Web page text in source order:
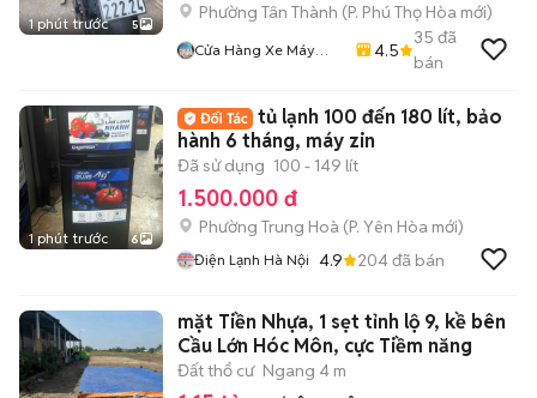
1 phút trước 5
Phường Tân Thành (P. Phú Thọ Hòa mới)
Cửa Hàng Xe Máy
4.5
35 đã
bán
1 phút trước 6
tủ lạnh 100 đến 180 lít, bảo
hành 6 tháng, máy zin
Đã sử dụng 100 - 149 lít
1.500.000 đ
Phường Trung Hoà (P. Yên Hòa mới)
Điện Lạnh Hà Nội 4.9 204đã bán
mặt Tiền Nhựa, 1 sẹt tỉnh lộ 9, kề bên
Cầu Lớn Hóc Môn, cực Tiềm năng
Đất thổ cư Ngang 4 m